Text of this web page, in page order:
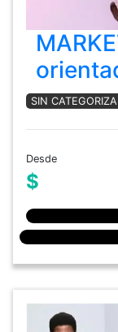
SIN
Desde
$